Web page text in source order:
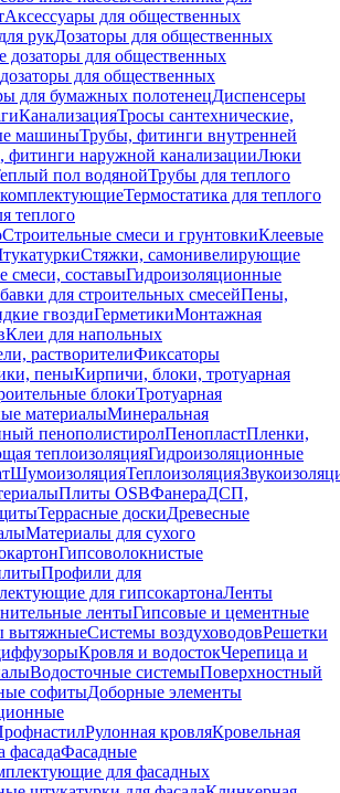
Аксессуары для общественных
рукДозаторы для общественных
дозаторы для общественных
для общественных
для бумажных полотенецДиспенсеры
КанализацияТросы сантехнические,
машиныТрубы, фитинги внутренней
фитинги наружной канализацииЛюки
пол водянойТрубы для теплого
Термостатика для теплого
теплого
Строительные смеси и грунтовкиКлеевые
Стяжки, самонивелирующие
смеси, составыГидроизоляционные
для строительных смесейПены,
гвоздиГерметикиМонтажная
Клеи для напольных
растворителиФиксаторы
пеныКирпичи, блоки, тротуарная
блокиТротуарная
материалыМинеральная
пенополистиролПенопластПленки,
теплоизоляцияГидроизоляционные
ШумоизоляцияТеплоизоляция
Плиты OSBФанераДСП,
Террасные доскиДревесные
Материалы для сухого
Гипсоволокнистые
Профили для
для гипсокартонаЛенты
лентыГипсовые и цементные
вытяжныеСистемы воздуховодовРешетки
Кровля и водостокЧерепица и
Водосточные системыПоверхностный
софитыДоборные элементы
Рулонная кровляКровельная
фасадаФасадные
для фасадных